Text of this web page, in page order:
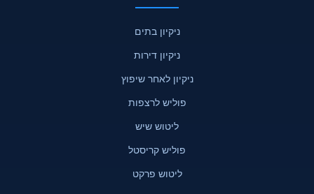
ניקיון בתים
ניקיון דירות
ניקיון לאחר שיפוץ
פוליש לרצפות
ליטוש שיש
פוליש קריסטל
ליטוש פרקט